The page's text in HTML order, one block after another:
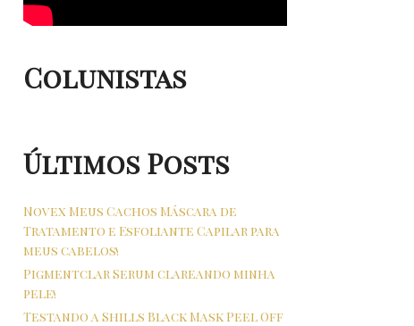
Colunistas
Últimos Posts
Novex Meus Cachos Máscara de
Tratamento e Esfoliante Capilar para
meus cabelos!
Pigmentclar Serum clareando minha
pele!
Testando a Shills Black Mask Peel Off